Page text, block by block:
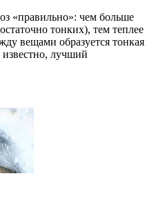
«правильно»: чем больше
тонких), тем теплее
вещами образуется тонкая
известно, лучший